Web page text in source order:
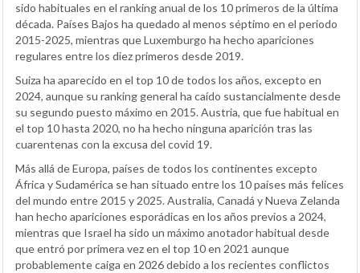
sido habituales en el ranking anual de los 10 primeros de la última
década. Países Bajos ha quedado al menos séptimo en el periodo
2015-2025, mientras que Luxemburgo ha hecho apariciones
regulares entre los diez primeros desde 2019.
Suiza ha aparecido en el top 10 de todos los años, excepto en
2024, aunque su ranking general ha caído sustancialmente desde
su segundo puesto máximo en 2015. Austria, que fue habitual en
el top 10 hasta 2020, no ha hecho ninguna aparición tras las
cuarentenas con la excusa del covid 19.
Más allá de Europa, países de todos los continentes excepto
África y Sudamérica se han situado entre los 10 países más felices
del mundo entre 2015 y 2025. Australia, Canadá y Nueva Zelanda
han hecho apariciones esporádicas en los años previos a 2024,
mientras que Israel ha sido un máximo anotador habitual desde
que entró por primera vez en el top 10 en 2021 aunque
probablemente caiga en 2026 debido a los recientes conflictos